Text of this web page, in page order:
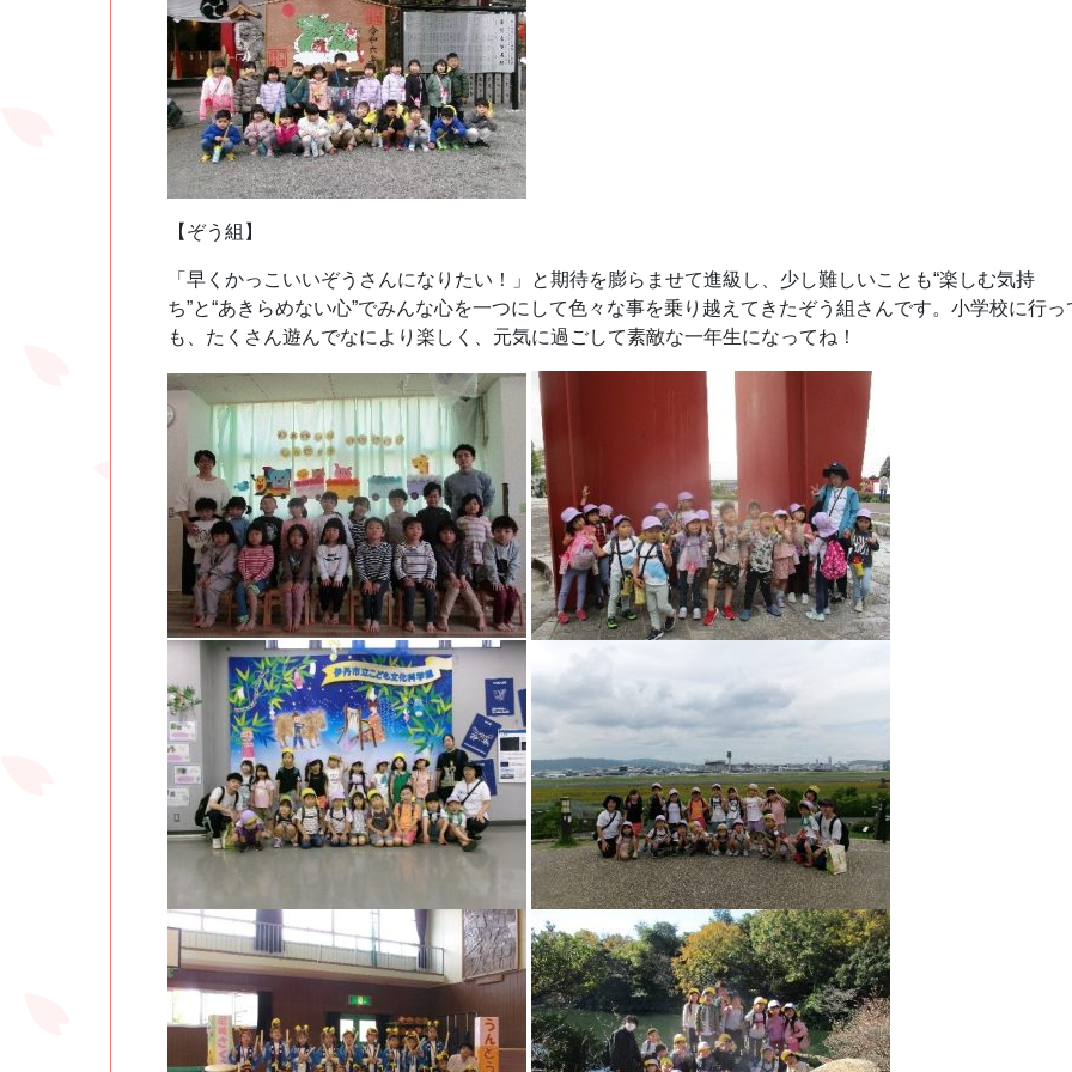
【ぞう組】
「早くかっこいいぞうさんになりたい！」と期待を膨らませて進級し、少し難しいことも“楽しむ気持
ち”と“あきらめない心”でみんな心を一つにして色々な事を乗り越えてきたぞう組さんです。小学校に行っ
も、たくさん遊んでなにより楽しく、元気に過ごして素敵な一年生になってね！